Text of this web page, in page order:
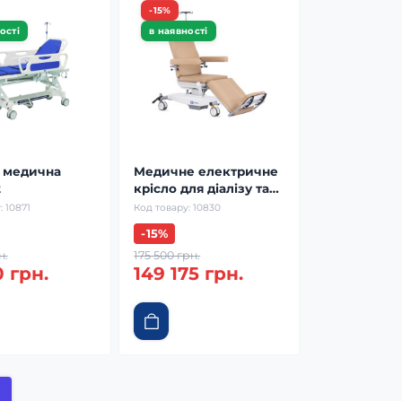
медична
10871
грн.
-15%
в наявності
Медичне електричне
крісло для діалізу та
хіміотерапії Schroder
DIA 5
Код товару:10830
-15%
175 500 грн.
149 175 грн.